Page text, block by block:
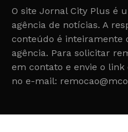
O site Jornal City Plus é
agência de notícias. A
conteúdo é inteiramente
agência. Para solicitar
em contato e envie o
no e-mail: